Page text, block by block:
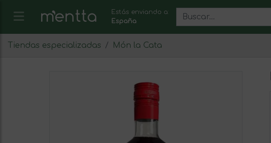
Estás enviando a:
España
Tiendas especializadas Món la Cata